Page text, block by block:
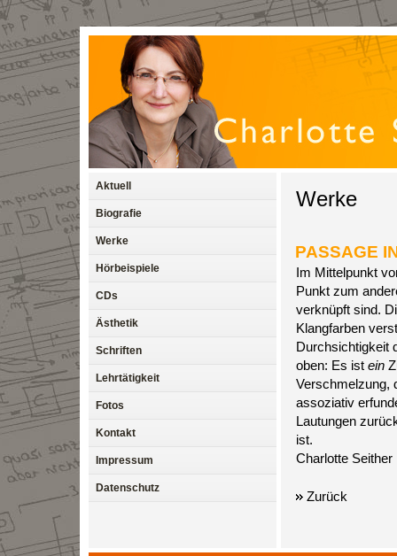
Werke
PASSAGE
Im Mittelpunkt
Punkt zum
verknüpft sind.
Klangfarben
Durchsichtigkeit
oben: Es ist ein
Verschmelzung,
assoziativ
Lautungen
ist.
Charlotte Seither
Zurück
Aktuell
Biografie
Werke
Hörbeispiele
CDs
Ästhetik
Schriften
Lehrtätigkeit
Fotos
Kontakt
Impressum
Datenschutz